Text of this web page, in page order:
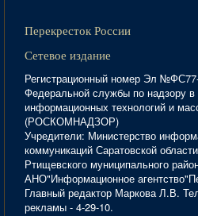
Перекресток России
Сетевое издание
Регистрационный номер Эл
Федеральной службы по надзору
информационных технологий и
(РОСКОМНАДЗОР)
Учредители: Министерство
коммуникаций Саратовской
Ртищевского муниципального
АНО"Информационное
Главный редактор Маркова Л.В.
рекламы - 4-29-10.